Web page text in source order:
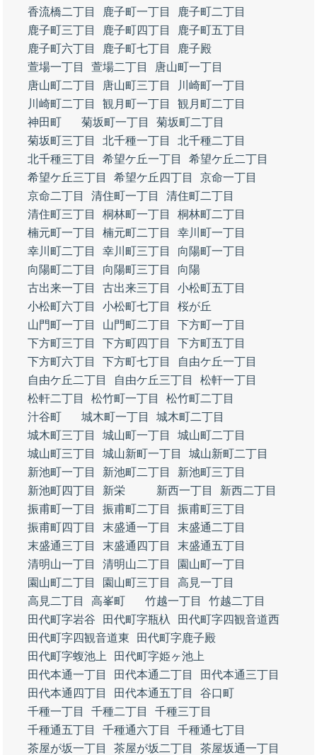
香流橋二丁目
鹿子町一丁目
鹿子町二丁目
鹿子町三丁目
鹿子町四丁目
鹿子町五丁目
鹿子町六丁目
鹿子町七丁目
鹿子殿
萱場一丁目
萱場二丁目
唐山町一丁目
唐山町二丁目
唐山町三丁目
川崎町一丁目
川崎町二丁目
観月町一丁目
観月町二丁目
神田町
菊坂町一丁目
菊坂町二丁目
菊坂町三丁目
北千種一丁目
北千種二丁目
北千種三丁目
希望ケ丘一丁目
希望ケ丘二丁目
希望ケ丘三丁目
希望ケ丘四丁目
京命一丁目
京命二丁目
清住町一丁目
清住町二丁目
清住町三丁目
桐林町一丁目
桐林町二丁目
楠元町一丁目
楠元町二丁目
幸川町一丁目
幸川町二丁目
幸川町三丁目
向陽町一丁目
向陽町二丁目
向陽町三丁目
向陽
古出来一丁目
古出来三丁目
小松町五丁目
小松町六丁目
小松町七丁目
桜が丘
山門町一丁目
山門町二丁目
下方町一丁目
下方町三丁目
下方町四丁目
下方町五丁目
下方町六丁目
下方町七丁目
自由ケ丘一丁目
自由ケ丘二丁目
自由ケ丘三丁目
松軒一丁目
松軒二丁目
松竹町一丁目
松竹町二丁目
汁谷町
城木町一丁目
城木町二丁目
城木町三丁目
城山町一丁目
城山町二丁目
城山町三丁目
城山新町一丁目
城山新町二丁目
新池町一丁目
新池町二丁目
新池町三丁目
新池町四丁目
新栄 新西一丁目
新西二丁目
振甫町一丁目
振甫町二丁目
振甫町三丁目
振甫町四丁目
末盛通一丁目
末盛通二丁目
末盛通三丁目
末盛通四丁目
末盛通五丁目
清明山一丁目
清明山二丁目
園山町一丁目
園山町二丁目
園山町三丁目
高見一丁目
高見二丁目
高峯町 竹越一丁目
竹越二丁目
田代町字岩谷
田代町字瓶杁
田代町字四観音道西
田代町字四観音道東
田代町字鹿子殿
田代町字蝮池上
田代町字姫ヶ池上
田代本通一丁目
田代本通二丁目
田代本通三丁目
田代本通四丁目
田代本通五丁目
谷口町
千種一丁目
千種二丁目
千種三丁目
千種通五丁目
千種通六丁目
千種通七丁目
茶屋が坂一丁目
茶屋が坂二丁目
茶屋坂通一丁目